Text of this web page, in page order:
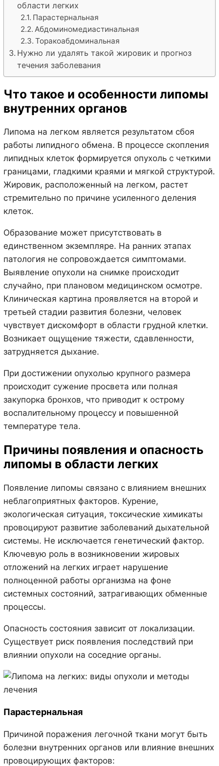
области легких
Парастернальная
Абдоминомедиастинальная
Торакоабдоминальная
Нужно ли удалять такой жировик и прогноз
течения заболевания
Что такое и особенности липомы
внутренних органов
Липома на легком является результатом сбоя
работы липидного обмена. В процессе скопления
липидных клеток формируется опухоль с четкими
границами, гладкими краями и мягкой структурой.
Жировик, расположенный на легком, растет
стремительно по причине усиленного деления
клеток.
Образование может присутствовать в
единственном экземпляре. На ранних этапах
патология не сопровождается симптомами.
Выявление опухоли на снимке происходит
случайно, при плановом медицинском осмотре.
Клиническая картина проявляется на второй и
третьей стадии развития болезни, человек
чувствует дискомфорт в области грудной клетки.
Возникает ощущение тяжести, сдавленности,
затрудняется дыхание.
При достижении опухолью крупного размера
происходит сужение просвета или полная
закупорка бронхов, что приводит к острому
воспалительному процессу и повышенной
температуре тела.
Причины появления и опасность
липомы в области легких
Появление липомы связано с влиянием внешних
неблагоприятных факторов. Курение,
экологическая ситуация, токсические химикаты
провоцируют развитие заболеваний дыхательной
системы. Не исключается генетический фактор.
Ключевую роль в возникновении жировых
отложений на легких играет нарушение
полноценной работы организма на фоне
системных состояний, затрагивающих обменные
процессы.
Опасность состояния зависит от локализации.
Существует риск появления последствий при
влиянии опухоли на соседние органы.
Парастернальная
Причиной поражения легочной ткани могут быть
болезни внутренних органов или влияние внешних
провоцирующих факторов: